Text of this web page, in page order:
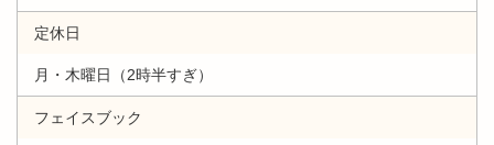
定休日
月・木曜日（2時半すぎ）
フェイスブック